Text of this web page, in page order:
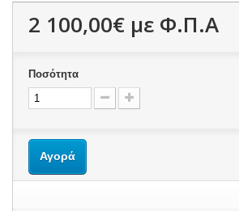
2 100,00€ με Φ.Π.Α
Ποσότητα
Αγορά